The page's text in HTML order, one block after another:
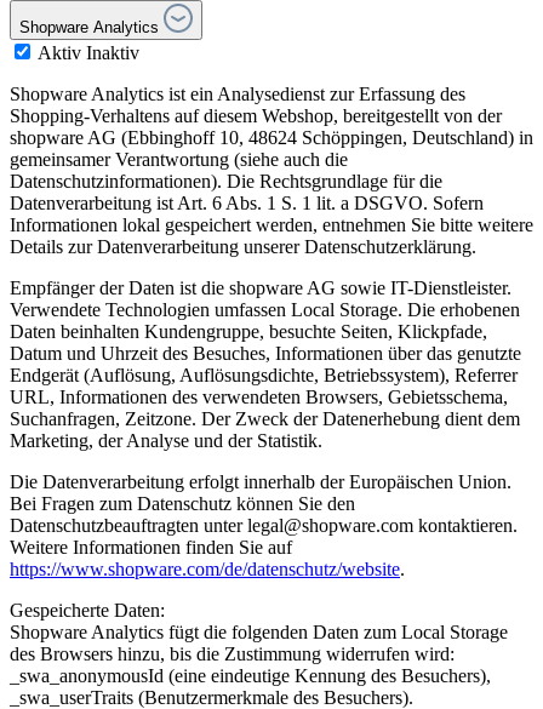
Shopware Analytics
Aktiv Inaktiv
Shopware Analytics ist ein Analysedienst zur Erfassung des
Shopping-Verhaltens auf diesem Webshop, bereitgestellt von der
shopware AG (Ebbinghoff 10, 48624 Schöppingen, Deutschland) in
gemeinsamer Verantwortung (siehe auch die
Datenschutzinformationen). Die Rechtsgrundlage für die
Datenverarbeitung ist Art. 6 Abs. 1 S. 1 lit. a DSGVO. Sofern
Informationen lokal gespeichert werden, entnehmen Sie bitte weitere
Details zur Datenverarbeitung unserer Datenschutzerklärung.
Empfänger der Daten ist die shopware AG sowie IT-Dienstleister.
Verwendete Technologien umfassen Local Storage. Die erhobenen
Daten beinhalten Kundengruppe, besuchte Seiten, Klickpfade,
Datum und Uhrzeit des Besuches, Informationen über das genutzte
Endgerät (Auflösung, Auflösungsdichte, Betriebssystem), Referrer
URL, Informationen des verwendeten Browsers, Gebietsschema,
Suchanfragen, Zeitzone. Der Zweck der Datenerhebung dient dem
Marketing, der Analyse und der Statistik.
Die Datenverarbeitung erfolgt innerhalb der Europäischen Union.
Bei Fragen zum Datenschutz können Sie den
Datenschutzbeauftragten unter legal@shopware.com kontaktieren.
Weitere Informationen finden Sie auf
https://www.shopware.com/de/datenschutz/website.
Gespeicherte Daten:
Shopware Analytics fügt die folgenden Daten zum Local Storage
des Browsers hinzu, bis die Zustimmung widerrufen wird:
_swa_anonymousId (eine eindeutige Kennung des Besuchers),
_swa_userTraits (Benutzermerkmale des Besuchers).